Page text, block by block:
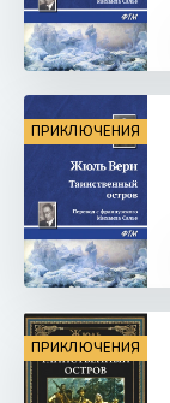
ПРИКЛЮЧЕНИЯ
ПРИКЛЮЧЕНИЯ